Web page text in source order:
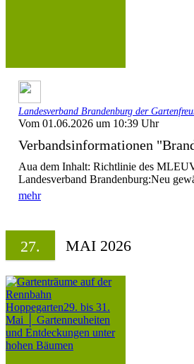
Landesverband Brandenburg der
Vom 01.06.2026 um 10:39 Uhr
Verbandsinformationen
Aua dem Inhalt: Richtlinie des
Landesverband Brandenburg:Neu
mehr
27. MAI 2026